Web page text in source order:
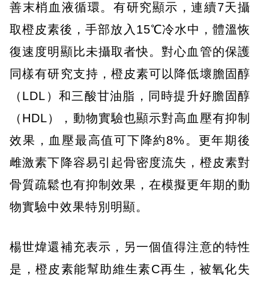
善末梢血液循環。有研究顯示，連續7天攝
取橙皮素後，手部放入15℃冷水中，體溫恢
復速度明顯比未攝取者快。對心血管的保護
同樣有研究支持，橙皮素可以降低壞膽固醇
（LDL）和三酸甘油脂，同時提升好膽固醇
（HDL），動物實驗也顯示對高血壓有抑制
效果，血壓最高值可下降約8%。更年期後
雌激素下降容易引起骨密度流失，橙皮素對
骨質疏鬆也有抑制效果，在模擬更年期的動
物實驗中效果特別明顯。
楊世煒還補充表示，另一個值得注意的特性
是，橙皮素能幫助維生素C再生，被氧化失